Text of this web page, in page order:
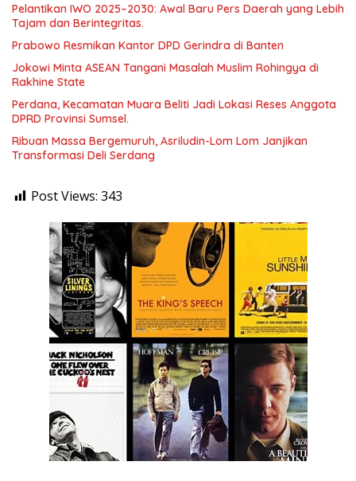
Pelantikan IWO 2025–2030: Awal Baru Pers Daerah yang Lebih
Tajam dan Berintegritas.
Prabowo Resmikan Kantor DPD Gerindra di Banten
Jokowi Minta ASEAN Tangani Masalah Muslim Rohingya di
Rakhine State
Perdana, Kecamatan Muara Beliti Jadi Lokasi Reses Anggota
DPRD Provinsi Sumsel.
Ribuan Massa Bergemuruh, Asriludin-Lom Lom Janjikan
Transformasi Deli Serdang
Post Views: 343